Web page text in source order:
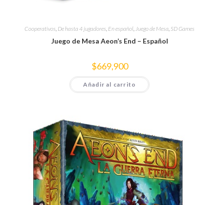
Cooperativos, De hasta 4 jugadores, En español,Juego de Mesa, SD Games
Juego de Mesa Aeon’s End – Español
$669,900
Añadir al carrito